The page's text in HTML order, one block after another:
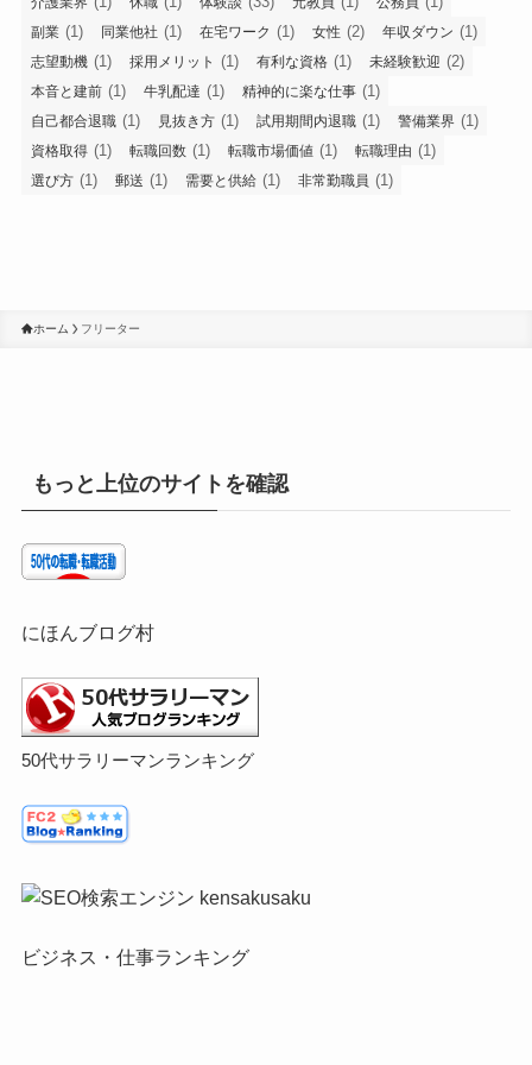
副業 (1) 同業他社 (1) 在宅ワーク (1) 女性 (2) 年収ダウン (1)
志望動機 (1) 採用メリット (1) 有利な資格 (1) 未経験歓迎 (2)
本音と建前 (1) 牛乳配達 (1) 精神的に楽な仕事 (1)
自己都合退職 (1) 見抜き方 (1) 試用期間内退職 (1) 警備業界 (1)
資格取得 (1) 転職回数 (1) 転職市場価値 (1) 転職理由 (1)
選び方 (1) 郵送 (1) 需要と供給 (1) 非常勤職員 (1)
ホーム フリーター
もっと上位のサイトを確認
にほんブログ村
50代サラリーマンランキング
ビジネス・仕事ランキング